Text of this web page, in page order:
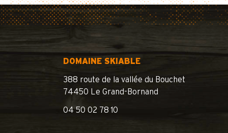
DOMAINE SKIABLE
388 route de la vallée du Bouchet
74450 Le Grand-Bornand
04 50 02 78 10